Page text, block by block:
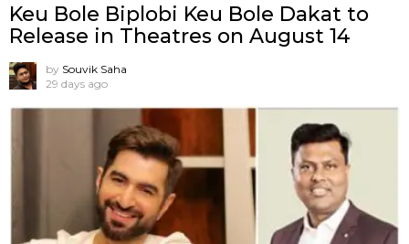
Keu Bole Biplobi Keu Bole Dakat to
Release in Theatres on August 14
by Souvik Saha
29 days ago